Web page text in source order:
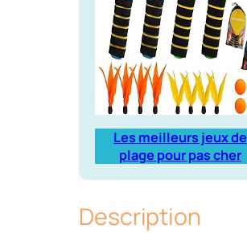
Les meilleurs jeux de
plage pour pas cher
Description